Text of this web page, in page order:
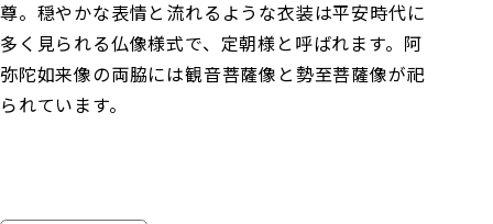
尊。穏やかな表情と流れるような衣装は平安時代に
多く見られる仏像様式で、定朝様と呼ばれます。阿
弥陀如来像の両脇には観音菩薩像と勢至菩薩像が祀
られています。